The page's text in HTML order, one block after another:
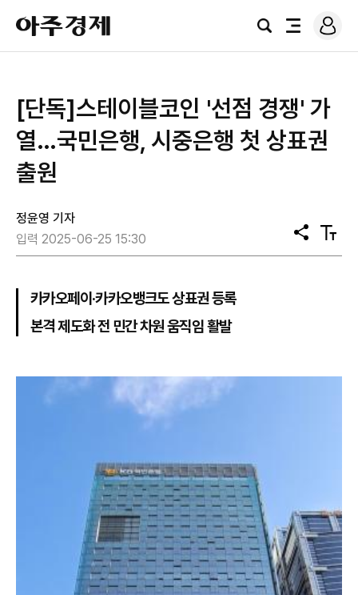
아
주
경
검
전
로
그
[단독]스테이블코인 '선점 경쟁' 가
열…국민은행, 시중은행 첫 상표권
출원
정윤영 기자
입력 2025-06-25 15:30
공
유
텍
스
카카오페이·카카오뱅크도 상표권 등록
본격 제도화 전 민간 차원 움직임 활발